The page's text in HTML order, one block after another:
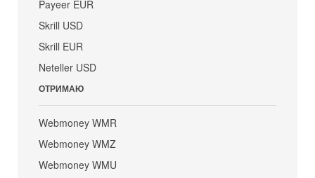
Payeer EUR
Skrill USD
Skrill EUR
Neteller USD
ОТРИМАЮ
Webmoney WMR
Webmoney WMZ
Webmoney WMU